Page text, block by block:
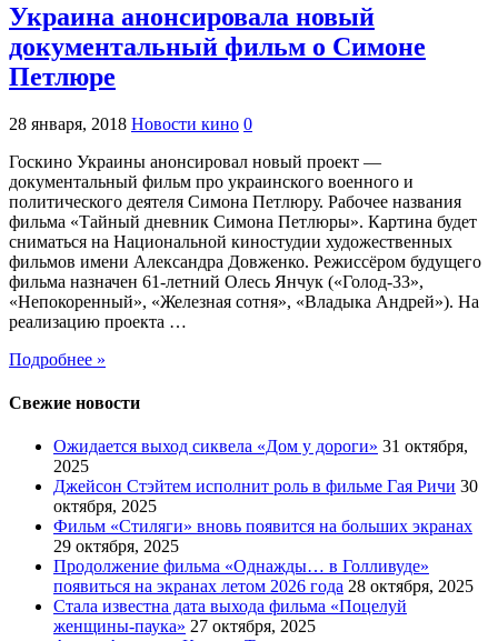
Украина анонсировала новый
документальный фильм о Симоне
Петлюре
28 января, 2018 Новости кино 0
Госкино Украины анонсировал новый проект —
документальный фильм про украинского военного и
политического деятеля Симона Петлюру. Рабочее названия
фильма «Тайный дневник Симона Петлюры». Картина будет
сниматься на Национальной киностудии художественных
фильмов имени Александра Довженко. Режиссёром будущего
фильма назначен 61-летний Олесь Янчук («Голод-33»,
«Непокоренный», «Железная сотня», «Владыка Андрей»). На
реализацию проекта …
Подробнее »
Свежие новости
Ожидается выход сиквела «Дом у дороги» 31 октября,
2025
Джейсон Стэйтем исполнит роль в фильме Гая Ричи 30
октября, 2025
Фильм «Стиляги» вновь появится на больших экранах
29 октября, 2025
Продолжение фильма «Однажды… в Голливуде»
появиться на экранах летом 2026 года 28 октября, 2025
Стала известна дата выхода фильма «Поцелуй
женщины-паука» 27 октября, 2025